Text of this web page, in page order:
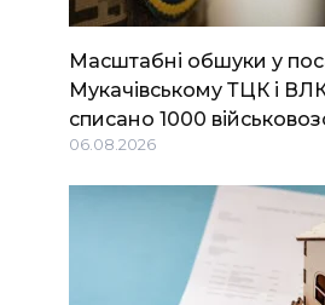
Масштабні обшуки у
Мукачівському ТЦК і
списано 1000
06.08.2026